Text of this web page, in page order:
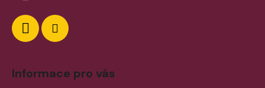
Informace pro vás